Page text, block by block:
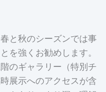
と秋のシーズンでは事
を強くお勧めします。
のギャラリー（特別チ
展示へのアクセスが含